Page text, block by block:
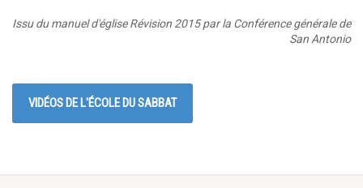
Issu du manuel d'égliseRévision 2015 par la Conférence générale de
San Antonio
VIDÉOS DE L'ÉCOLE DU SABBAT